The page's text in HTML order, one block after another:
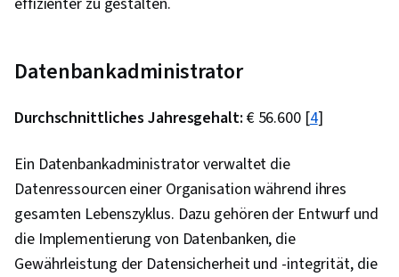
Datenbankadministrator
Durchschnittliches Jahresgehalt: € 56.600 [4]
Ein Datenbankadministrator verwaltet die
Datenressourcen einer Organisation während ihres
gesamten Lebenszyklus. Dazu gehören der Entwurf und
die Implementierung von Datenbanken, die
Gewährleistung der Datensicherheit und -integrität, die